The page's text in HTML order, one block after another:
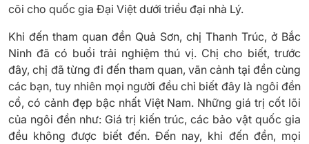
cõi cho quốc gia Đại Việt dưới triều đại nhà Lý.
Khi đến tham quan đền Quả Sơn, chị Thanh Trúc, ở Bắc
Ninh đã có buổi trải nghiệm thú vị. Chị cho biết, trước
đây, chị đã từng đi đến tham quan, vãn cảnh tại đền cùng
các bạn, tuy nhiên mọi người đều chỉ biết đây là ngôi đền
cổ, có cảnh đẹp bậc nhất Việt Nam. Những giá trị cốt lõi
của ngôi đền như: Giá trị kiến trúc, các bảo vật quốc gia
đều không được biết đến. Đến nay, khi đến đền, mọi